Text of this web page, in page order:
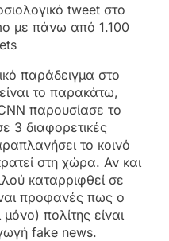
tweet στο
με πάνω από 1.100
παράδειγμα στο
το παρακάτω,
παρουσίασε το
3 διαφορετικές
το κοινό
στη χώρα. Αν και
καταρριφθεί σε
προφανές πως ο
πολίτης είναι
fake news.